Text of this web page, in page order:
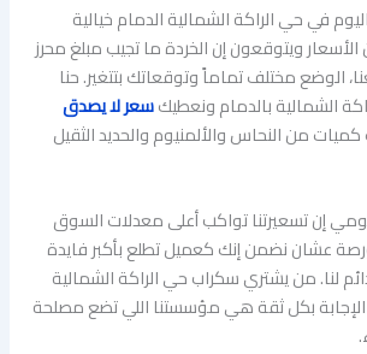
في حي الراكة الشمالية الدمام خيالية
الأسعار ويتوقعون إن الخردة ما تجيب مبلغ محرز
الوضع مختلف تماماً وتوقعاتك بتتغير. حنا
الشمالية بالدمام ونعطيكسعر لا يصدق
من النحاس والألمنيوم والحديد الثقيل
إن تسعيرتنا تواكب أعلى معدلات السوق
عشان نضمن إنك كعميل تطلع بأكبر فايدة
لنا. من يشتري سكراب حي الراكة الشمالية
الإجابة بكل ثقة هي مؤسستنا اللي تضع مصلحة